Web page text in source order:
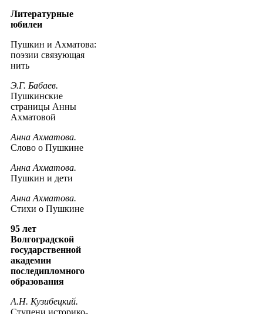
Литературные
юбилеи
Пушкин и Ахматова:
поэзии связующая
нить
Э.Г. Бабаев.
Пушкинские
страницы Анны
Ахматовой
Анна Ахматова.
Слово о Пушкине
Анна Ахматова.
Пушкин и дети
Анна Ахматова.
Стихи о Пушкине
95 лет
Волгоградской
государственной
академии
последипломного
образования
А.Н. Кузибецкий.